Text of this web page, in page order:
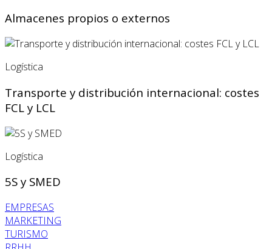
Almacenes propios o externos
Logística
Transporte y distribución internacional: costes
FCL y LCL
Logística
5S y SMED
EMPRESAS
MARKETING
TURISMO